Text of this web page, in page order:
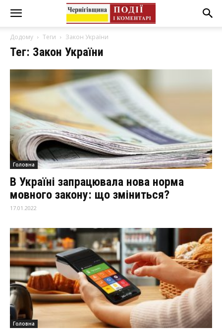
Додому Теги Закон України
Тег: Закон України
Головна
В Україні запрацювала нова норма
мовного закону: що зміниться?
17.01.2022
Головна